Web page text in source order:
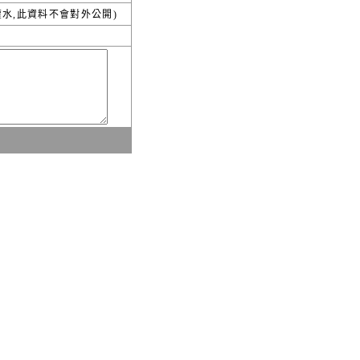
,此資料不會對外公開)